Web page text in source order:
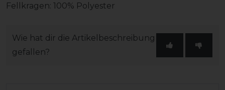
Fellkragen: 100% Polyester
Wie hat dir die Artikelbeschreibung
gefallen?